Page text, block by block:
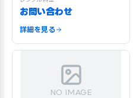
お問い合わせ
詳細を見る
NO IMAGE